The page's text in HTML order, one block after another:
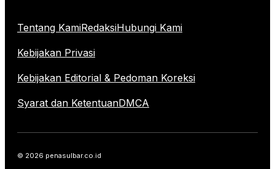
Tentang KamiRedaksiHubungi Kami
Kebijakan Privasi
Kebijakan Editorial & Pedoman Koreksi
Syarat dan KetentuanDMCA
© 2026 penasulbar.co.id